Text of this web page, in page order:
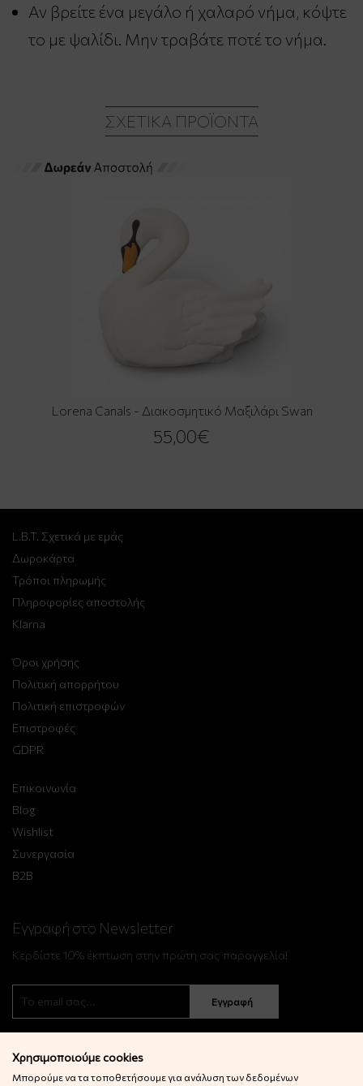
Αν βρείτε ένα μεγάλο ή χαλαρό νήμα, κόψτε
το με ψαλίδι. Μην τραβάτε ποτέ το νήμα.
ΣΧΕΤΙΚΆ ΠΡΟΪΌΝΤΑ
Lorena Canals - Διακοσμητικό Μαξιλάρι Swan
55,00€
L.B.T. Σχετικά με εμάς
Δωροκάρτα
Τρόποι πληρωμής
Πληροφορίες αποστολής
Klarna
Όροι χρήσης
Πολιτική απορρήτου
Πολιτική επιστροφών
Επιστροφές
GDPR
Επικοινωνία
Blog
Wishlist
Συνεργασία
B2B
Εγγραφή στο Newsletter
Κερδίστε 10% έκπτωση στην πρώτη σας παραγγελία!
Εγγραφή
Χρησιμοποιούμε cookies
Μπορούμε να τα τοποθετήσουμε για ανάλυση των δεδομένων